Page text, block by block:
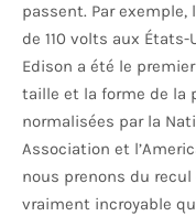
passent. Par
de 110 volts aux
Edison a été le
taille et la forme de la
normalisées par la
Association et
nous prenons du
vraiment incroyable